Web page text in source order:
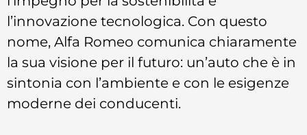
l’innovazione tecnologica. Con questo
nome, Alfa Romeo comunica chiaramente
la sua visione per il futuro: un’auto che è in
sintonia con l’ambiente e con le esigenze
moderne dei conducenti.